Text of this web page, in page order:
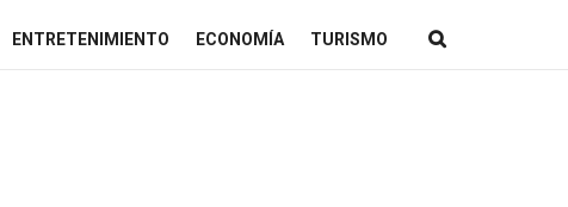
ENTRETENIMIENTO ECONOMÍA TURISMO